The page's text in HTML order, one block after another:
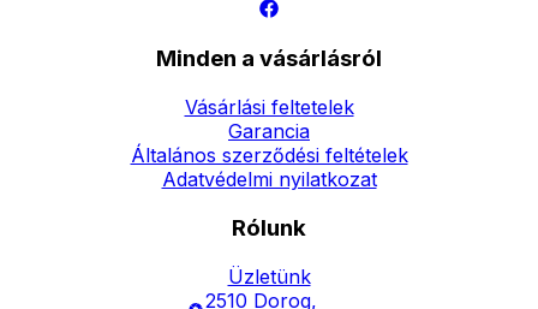
Minden a vásárlásról
Vásárlási feltetelek
Garancia
Általános szerződési feltételek
Adatvédelmi nyilatkozat
Rólunk
Üzletünk
2510 Dorog,